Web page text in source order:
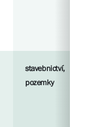
stavebnictví,
pozemky